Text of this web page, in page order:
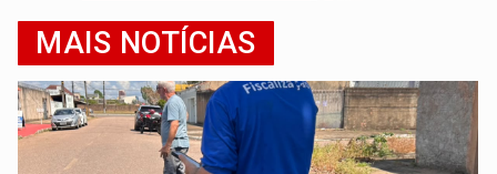
MAIS NOTÍCIAS